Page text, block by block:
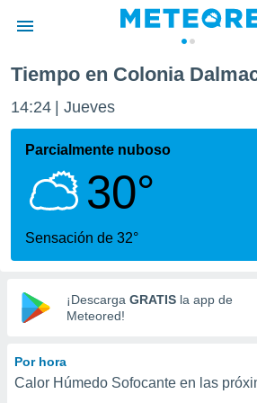
de
ha sido
que se
calidad.
a este
las
y
digital
basada
Tiempo en Colonia
14:24 Jueves
Parcialmente nuboso
30°
Sensación de 32°
¡Descarga GRATIS la app de
Meteored!
Por hora
Calor Húmedo Sofocante en las